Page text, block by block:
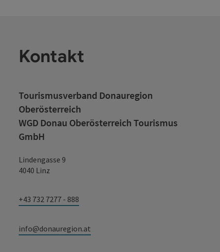
Kontakt
Tourismusverband Donauregion
Oberösterreich
WGD Donau Oberösterreich Tourismus
GmbH
Lindengasse 9
4040 Linz
+43 732 7277 - 888
info@donauregion.at